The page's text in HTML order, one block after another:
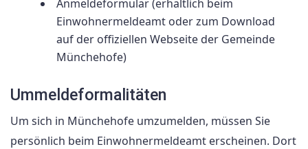
Anmeldeformular (erhältlich beim
Einwohnermeldeamt oder zum Download
auf der offiziellen Webseite der Gemeinde
Münchehofe)
Ummeldeformalitäten
Um sich in Münchehofe umzumelden, müssen Sie
persönlich beim Einwohnermeldeamt erscheinen. Dort